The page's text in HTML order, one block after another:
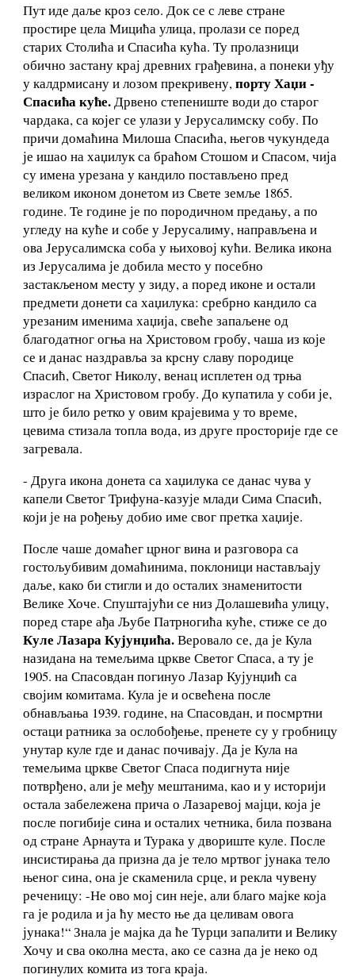
Пут иде даље кроз село. Док се с леве стране
простире цела Мицића улица, пролази се поред
старих Столића и Спасића кућа. Ту пролазници
обично застану крај древних грађевина, а понеки уђу
у калдрмисану и лозом прекривену,порту Хаџи -
Спасића куће.Дрвено степениште води до старог
чардака, са којег се улази у Јерусалимску собу. По
причи домаћина Милоша Спасића, његов чукундеда
је ишао на хаџилук са браћом Стошом и Спасом, чија
су имена урезана у кандило постављено пред
великом иконом донетом из Свете земље 1865.
године. Те године је по породичном предању, а по
угледу на куће и собе у Јерусалиму, направљена и
ова Јерусалимска соба у њиховој кући. Велика икона
из Јерусалима је добила место у посебно
застакљеном месту у зиду, а поред иконе и остали
предмети донети са хаџилука: сребрно кандило са
урезаним именима хаџија, свеће запаљене од
благодатног огња на Христовом гробу, чаша из које
се и данас наздравља за крсну славу породице
Спасић, Светог Николу, венац исплетен од трња
израслог на Христовом гробу. До купатила у соби је,
што је било ретко у овим крајевима у то време,
цевима стизала топла вода, из друге просторије где се
загревала.
- Друга икона донета са хаџилука се данас чува у
капели Светог Трифуна-казује млади Сима Спасић,
који је на рођењу добио име свог претка хаџије.
После чаше домаћег црног вина и разговора са
гостољубивим домаћинима, поклоници настављају
даље, како би стигли и до осталих знаменитости
Велике Хоче. Спуштајући се низ Долашевића улицу,
поред старе ађа Љубе Патрногића куће, стиже се до
Куле Лазара Кујунџића.Веровало се, да је Кула
назидана на темељима цркве Светог Спаса, а ту је
1905. на Спасовдан погинуо Лазар Кујунџић са
својим комитама. Кула је и освећена после
обнављања 1939. године, на Спасовдан, и посмртни
остаци ратника за ослобођење, пренете су у гробницу
унутар куле где и данас почивају. Да је Кула на
темељима цркве Светог Спаса подигнута није
потврђено, али је међу мештанима, као и у историји
остала забележена прича о Лазаревој мајци, која је
после погибије сина и осталих четника, била позвана
од стране Арнаута и Турака у двориште куле. После
инсистирања да призна да је тело мртвог јунака тело
њеног сина, она је скаменила срце, и рекла чувену
реченицу: -Не ово мој син неје, али благо мајке која
га је родила и ја ћу место ње да целивам овога
јунака!“ Знала је мајка да ће Турци запалити и Велику
Хочу и сва околна места, ако се сазна да је неко од
погинулих комита из тога краја.